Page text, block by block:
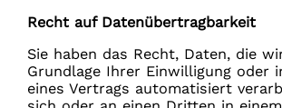
Recht auf Daten­übertrag­barkeit
Sie haben das Recht, Daten, die
Grundlage Ihrer Einwilligung oder
eines Vertrags automatisiert